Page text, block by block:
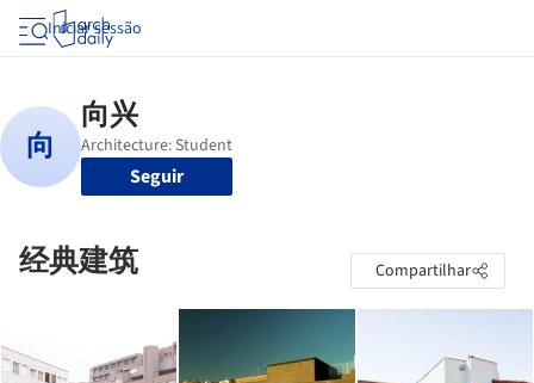
Iniciar sessão
Seguir
经典建筑 Compartilhar